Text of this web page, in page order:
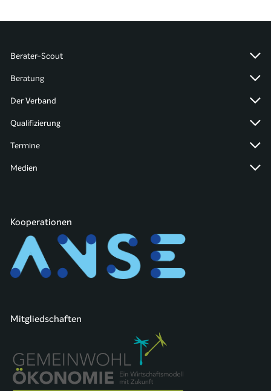
Berater-Scout
Beratung
Der Verband
Qualifizierung
Termine
Medien
Kooperationen
Mitgliedschaften